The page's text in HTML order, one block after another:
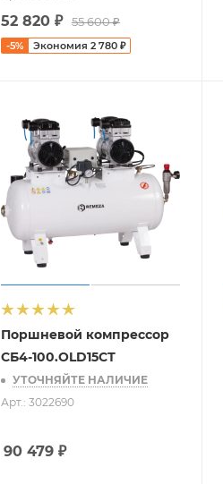
52 820 ₽ 55 600₽
-5% Экономия 2 780 ₽
Поршневой компрессор
СБ4-100.OLD15СТ
УТОЧНЯЙТЕ НАЛИЧИЕ
Арт.: 3022690
90 479 ₽